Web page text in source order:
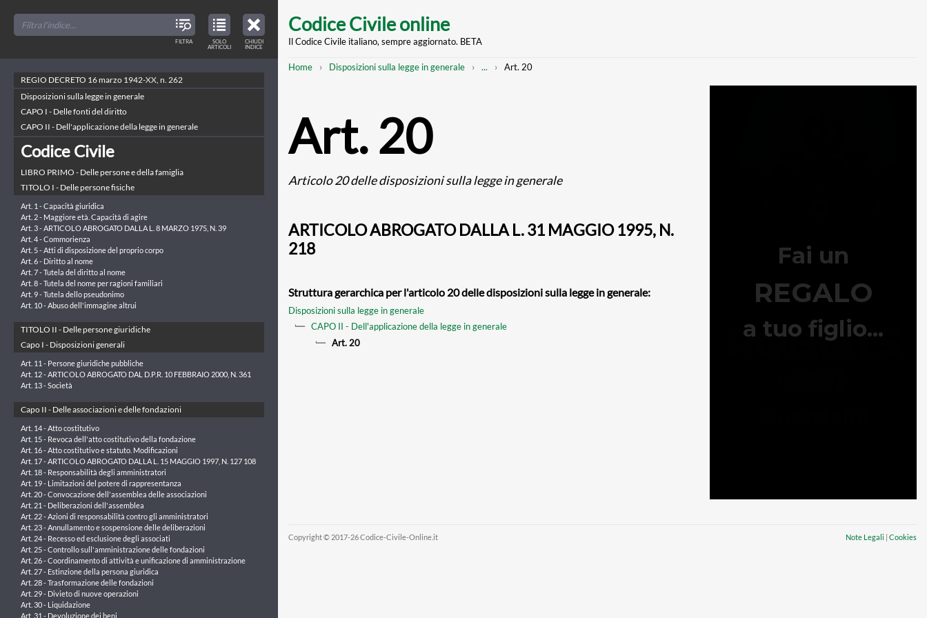
TABLE
OF
CONTENTS
CHIUDI
INDICE
main
Codice Civile online
Il Codice Civile italiano, sempre aggiornato. BETA
Breadcrumb
Home Disposizioni sulla legge in generale
Mostra
... Art. 20
Art. 20
Articolo 20 delle disposizioni sulla legge in generale
ARTICOLO ABROGATO DALLA L. 31 MAGGIO 1995, N.
218
Struttura gerarchica per l'articolo 20 delle disposizioni sulla legge in generale:
Disposizioni sulla legge in generale
CAPO II - Dell'applicazione della legge in generale
Art. 20
Copyright © 2017-26 Codice-Civile-Online.it Note Legali | Cookies
TOC
TITLES
FILTRA
VIEW
ONLY
ARTICLES
IN
TABLE
SOLO
ARTICOLI
REGIO DECRETO 16 marzo 1942-XX, n. 262
Disposizioni sulla legge in generale
CAPO I - Delle fonti del diritto
CAPO II - Dell'applicazione della legge in generale
Codice Civile
LIBRO PRIMO - Delle persone e della famiglia
TITOLO I - Delle persone fisiche
Art. 1 - Capacità giuridica
Art. 2 - Maggiore età. Capacità di agire
Art. 3 - ARTICOLO ABROGATO DALLA L. 8 MARZO 1975, N. 39
Art. 4 - Commorienza
Art. 5 - Atti di disposizione del proprio corpo
Art. 6 - Diritto al nome
Art. 7 - Tutela del diritto al nome
Art. 8 - Tutela del nome per ragioni familiari
Art. 9 - Tutela dello pseudonimo
Art. 10 - Abuso dell'immagine altrui
TITOLO II - Delle persone giuridiche
Capo I - Disposizioni generali
Art. 11 - Persone giuridiche pubbliche
Art. 12 - ARTICOLO ABROGATO DAL D.P.R. 10 FEBBRAIO 2000, N. 361
Art. 13 - Società
Capo II - Delle associazioni e delle fondazioni
Art. 14 - Atto costitutivo
Art. 15 - Revoca dell'atto costitutivo della fondazione
Art. 16 - Atto costitutivo e statuto. Modificazioni
Art. 17 - ARTICOLO ABROGATO DALLA L. 15 MAGGIO 1997, N. 127 108
Art. 18 - Responsabilità degli amministratori
Art. 19 - Limitazioni del potere di rappresentanza
Art. 20 - Convocazione dell'assemblea delle associazioni
Art. 21 - Deliberazioni dell'assemblea
Art. 22 - Azioni di responsabilità contro gli amministratori
Art. 23 - Annullamento e sospensione delle deliberazioni
Art. 24 - Recesso ed esclusione degli associati
Art. 25 - Controllo sull'amministrazione delle fondazioni
Art. 26 - Coordinamento di attività e unificazione di amministrazione
Art. 27 - Estinzione della persona giuridica
Art. 28 - Trasformazione delle fondazioni
Art. 29 - Divieto di nuove operazioni
Art. 30 - Liquidazione
Art. 31 - Devoluzione dei beni